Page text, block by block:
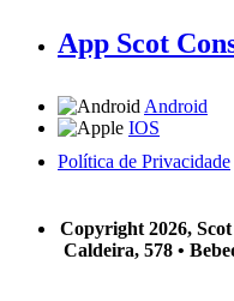
App Scot
Android
IOS
Política de Privacidade
Copyright 2026,
Caldeira, 578 •